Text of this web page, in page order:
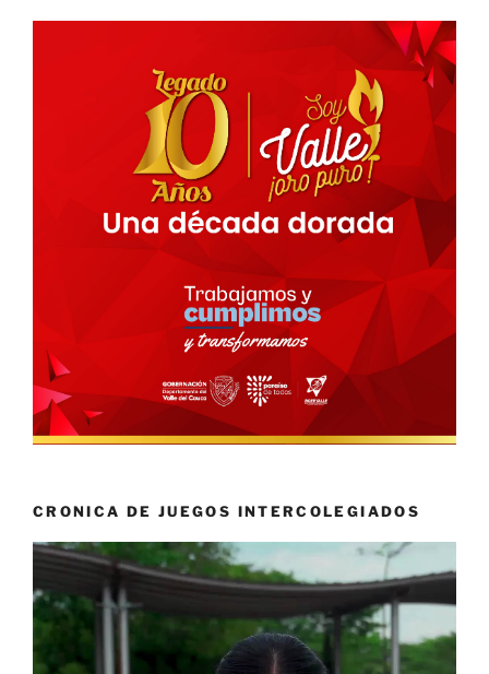
CRONICA DE JUEGOS INTERCOLEGIADOS
Reproductor
vídeo